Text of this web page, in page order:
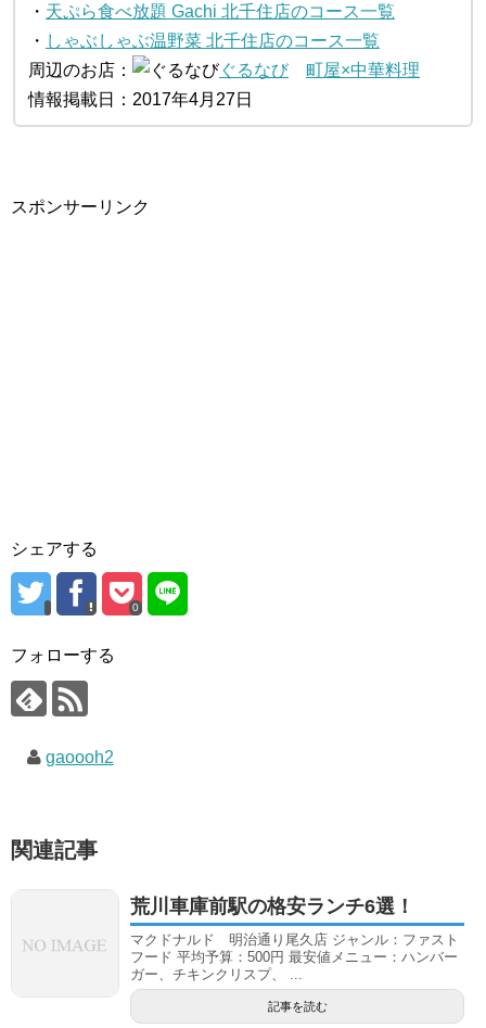
・ 天ぷら食べ放題 Gachi 北千住店のコース一覧
・ しゃぶしゃぶ温野菜 北千住店のコース一覧
周辺のお店：
ぐるなび
町屋×中華料理
情報掲載日：2017年4月27日
スポンサーリンク
シェアする
0
フォローする
gaoooh2
関連記事
荒川車庫前駅の格安ランチ6選！
マクドナルド 明治通り尾久店 ジャンル：ファスト
フード 平均予算：500円 最安値メニュー：ハンバー
ガー、チキンクリスプ、 ...
記事を読む